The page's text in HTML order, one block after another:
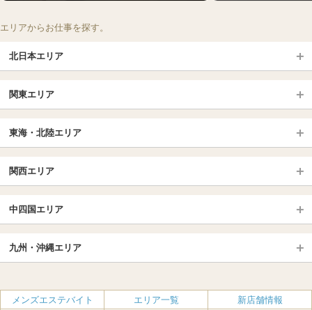
エリアからお仕事を探す。
北日本エリア
北海道（札幌・旭川・函館）
青森
岩手 (盛岡・北上)
福島 (いわき・郡山)
山形
長野・松本・上田
群馬（伊勢崎・高崎・前橋）
関東エリア
大宮・浦和・川口
越谷・春日部
千葉TOP
松戸・柏
池袋・大塚
新宿
恵比寿・目黒・自由が丘
赤坂・麻布・六本木
東海・北陸エリア
愛知（名古屋）
岐阜県
北陸
名古屋TOP
丸の内・久屋・高岳
大須・上前津・鶴舞
関西エリア
京都駅・伏見区
烏丸御池駅
四条烏丸・河原町・祇園四条
三条・京都市役所前
大阪エリア
中四国エリア
広島
岡山
香川（高松）
愛媛（松山）
九州・沖縄エリア
福岡 佐賀
メンズエステバイト エリア一覧 新店舗情報